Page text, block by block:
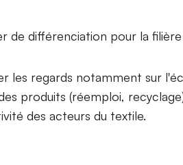
de différenciation pour la
les regards notamment sur
produits (réemploi,
des acteurs du textile.